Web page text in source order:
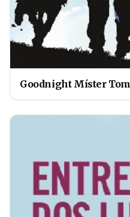
Goodnight Míster Tom